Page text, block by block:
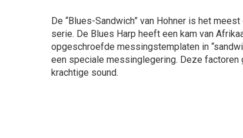
De “Blues-Sandwich” van Hohner is het
serie. De Blues Harp heeft een kam van
opgeschroefde messingstemplaten in
een speciale messinglegering. Deze factoren
krachtige sound.